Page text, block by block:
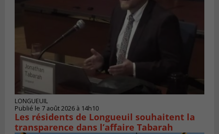
LONGUEUIL
Publié le 7 août 2026 à 14h10
Les résidents de Longueuil souhaitent la
transparence dans l’affaire Tabarah